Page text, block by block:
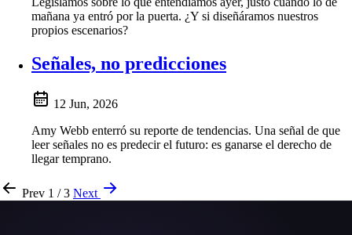
mañana ya entró por la puerta. ¿Y si diseñáramos nuestros
propios escenarios?
Señales, no predicciones
12 Jun, 2026
Amy Webb enterró su reporte de tendencias. Una señal de que
leer señales no es predecir el futuro: es ganarse el derecho de
llegar temprano.
Prev 1 / 3 Next